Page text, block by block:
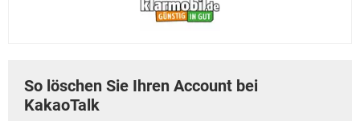
So löschen Sie Ihren Account bei
KakaoTalk